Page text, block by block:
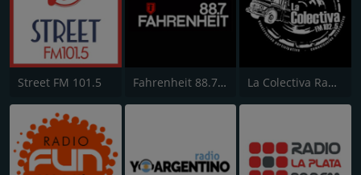
Street FM 101.5 Fahrenheit 88.7 FM La Colectiva Radio 102.5